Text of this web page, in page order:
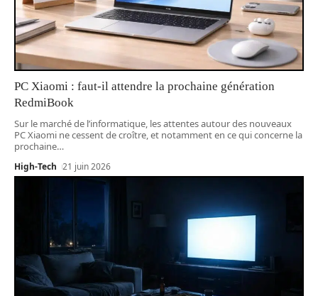
PC Xiaomi : faut-il attendre la prochaine génération
RedmiBook
Sur le marché de l’informatique, les attentes autour des nouveaux
PC Xiaomi ne cessent de croître, et notamment en ce qui concerne la
prochaine…
High-Tech 21 juin 2026